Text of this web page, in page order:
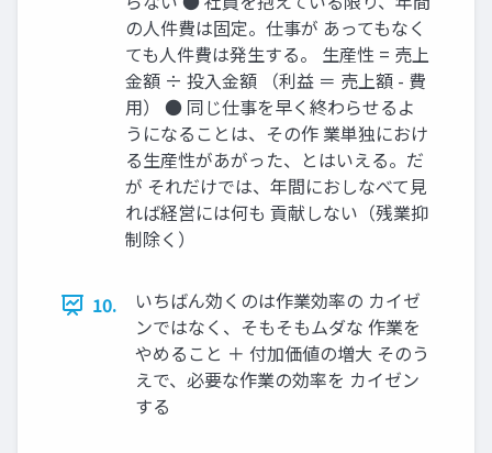
の人件費は固定。仕事が あってもなく
ても人件費は発生する。 生産性 = 売上
金額 ÷ 投入金額 （利益 ＝ 売上額 - 費
用） ● 同じ仕事を早く終わらせるよ
うになることは、その作 業単独におけ
る生産性があがった、とはいえる。だ
が それだけでは、年間におしなべて見
れば経営には何も 貢献しない（残業抑
制除く）
10.
いちばん効くのは作業効率の カイゼ
ンではなく、そもそもムダな 作業を
やめること ＋ 付加価値の増大 そのう
えで、必要な作業の効率を カイゼン
する